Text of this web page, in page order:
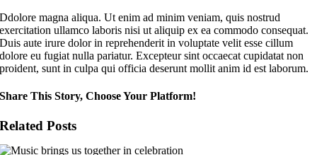
Ddolore magna aliqua. Ut enim ad minim veniam, quis nostrud
exercitation ullamco laboris nisi ut aliquip ex ea commodo consequat.
Duis aute irure dolor in reprehenderit in voluptate velit esse cillum
dolore eu fugiat nulla pariatur. Excepteur sint occaecat cupidatat non
proident, sunt in culpa qui officia deserunt mollit anim id est laborum.
Share This Story, Choose Your Platform!
Related Posts